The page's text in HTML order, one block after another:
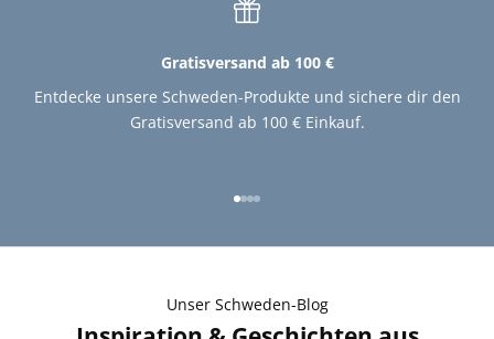
Gratisversand ab 100 €
Entdecke unsere Schweden-Produkte und sichere dir den
Gratisversand ab 100 € Einkauf.
Gehe zu Element 1
Gehe zu Element 2
Gehe zu Element 3
Gehe zu Element 4
Unser Schweden-Blog